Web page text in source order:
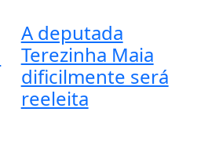
A deputada
Terezinha Maia
dificilmente será
reeleita